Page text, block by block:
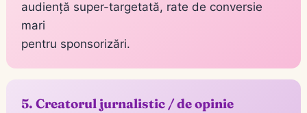
audiență super-targetată, rate de conversie
mari
pentru sponsorizări.
5. Creatorul jurnalistic / de opinie